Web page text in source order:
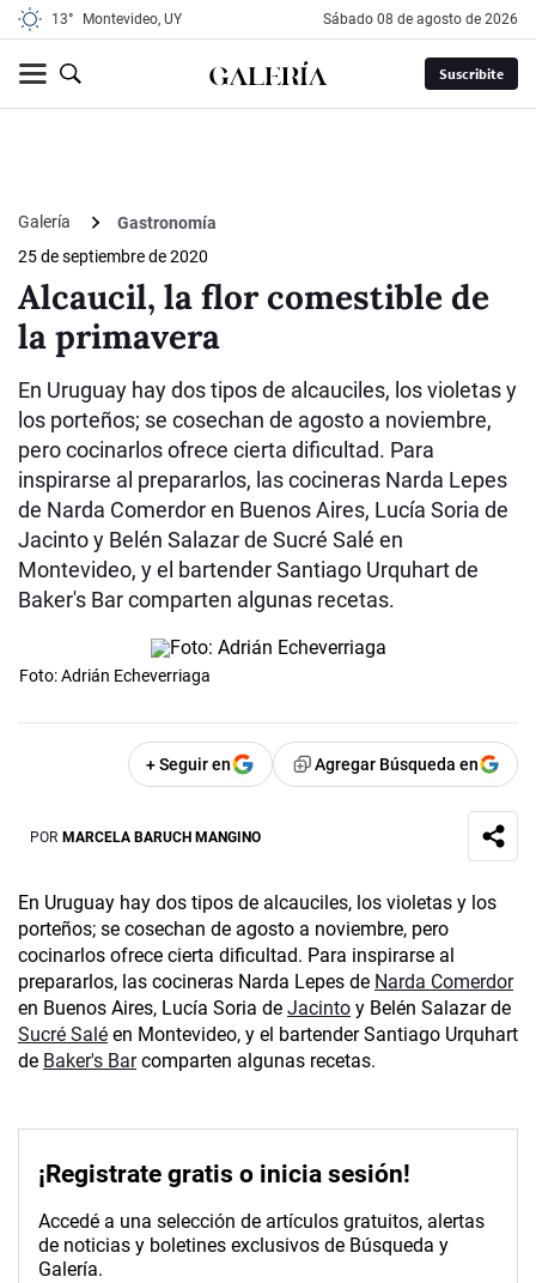
13° Montevideo, UY sábado 08 de agosto de 2026
Suscribite
Galería
Gastronomía
25 de septiembre de 2020
Alcaucil, la flor comestible de
la primavera
En Uruguay hay dos tipos de alcauciles, los violetas y
los porteños; se cosechan de agosto a noviembre,
pero cocinarlos ofrece cierta dificultad. Para
inspirarse al prepararlos, las cocineras Narda Lepes
de Narda Comerdor en Buenos Aires, Lucía Soria de
Jacinto y Belén Salazar de Sucré Salé en
Montevideo, y el bartender Santiago Urquhart de
Baker's Bar comparten algunas recetas.
Foto: Adrián Echeverriaga
+ Seguir en Agregar Búsqueda en
POR MARCELA BARUCH MANGINO
En Uruguay hay dos tipos de alcauciles, los violetas y los
porteños; se cosechan de agosto a noviembre, pero
cocinarlos ofrece cierta dificultad. Para inspirarse al
prepararlos, las cocineras Narda Lepes de Narda Comerdor
en Buenos Aires, Lucía Soria de Jacinto y Belén Salazar de
Sucré Salé en Montevideo, y el bartender Santiago Urquhart
de Baker's Barcomparten algunas recetas.
¡Registrate gratis o inicia sesión!
Accedé a una selección de artículos gratuitos, alertas
de noticias y boletines exclusivos de Búsqueda y
Galería.